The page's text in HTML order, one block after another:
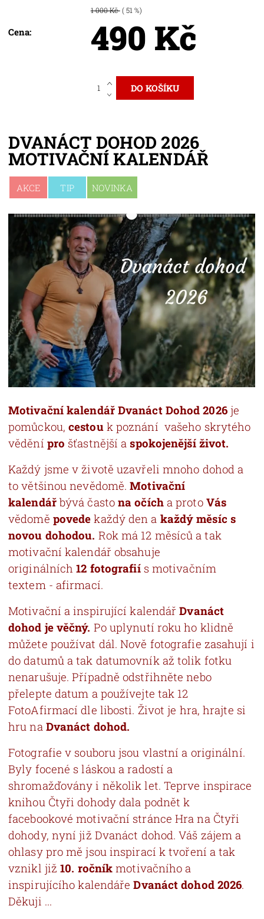
Cena:
1 000 Kč ( 51 %)
490 Kč
AKCE TIP NOVINKA
DVANÁCT DOHOD 2026
MOTIVAČNÍ KALENDÁŘ
Motivační kalendář Dvanáct Dohod 2026 je
pomůckou,cestouk poznání vašeho skrytého
vědění pro šťastnější aspokojenější život.
Každý jsme v životě uzavřeli mnoho dohod a
to většinou nevědomě.Motivační
kalendářbývá častona očícha protoVás
vědomě povede každý den a každý měsíc s
novou dohodou. Rok má 12 měsíců a tak
motivační kalendář obsahuje
originálních12 fotografiís motivačním
textem - afirmací.
Motivační a inspirující kalendář Dvanáct
dohod je věčný. Po uplynutí roku ho klidně
můžete používat dál. Nově fotografie zasahují i
do datumů a tak datumovník až tolik fotku
nenarušuje. Případně odstřihněte nebo
přelepte datum a používejte tak 12
FotoAfirmací dle libosti. Život je hra, hrajte si
hru na Dvanáct dohod.
Fotografie v souboru jsou vlastní a originální.
Byly focené s láskou a radostí a
shromažďovány i několik let. Teprve inspirace
knihou Čtyři dohody dala podnět k
facebookové motivační stránce Hra na Čtyři
dohody, nyní již Dvanáct dohod. Váš zájem a
ohlasy pro mě jsou inspirací k tvoření a tak
vznikl již10. ročník motivačního a
inspirujícího kalendářeDvanáct dohod 2026.
Děkuji ...